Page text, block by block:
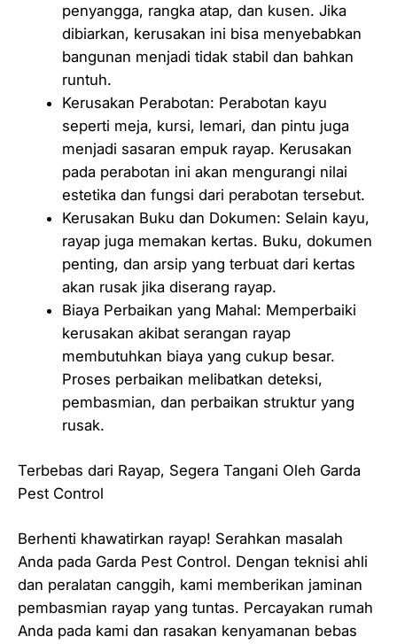
penyangga, rangka atap, dan kusen. Jika
dibiarkan, kerusakan ini bisa menyebabkan
bangunan menjadi tidak stabil dan bahkan
runtuh.
Kerusakan Perabotan: Perabotan kayu
seperti meja, kursi, lemari, dan pintu juga
menjadi sasaran empuk rayap. Kerusakan
pada perabotan ini akan mengurangi nilai
estetika dan fungsi dari perabotan tersebut.
Kerusakan Buku dan Dokumen: Selain kayu,
rayap juga memakan kertas. Buku, dokumen
penting, dan arsip yang terbuat dari kertas
akan rusak jika diserang rayap.
Biaya Perbaikan yang Mahal: Memperbaiki
kerusakan akibat serangan rayap
membutuhkan biaya yang cukup besar.
Proses perbaikan melibatkan deteksi,
pembasmian, dan perbaikan struktur yang
rusak.
Terbebas dari Rayap, Segera Tangani Oleh Garda
Pest Control
Berhenti khawatirkan rayap! Serahkan masalah
Anda pada Garda Pest Control. Dengan teknisi ahli
dan peralatan canggih, kami memberikan jaminan
pembasmian rayap yang tuntas. Percayakan rumah
Anda pada kami dan rasakan kenyamanan bebas